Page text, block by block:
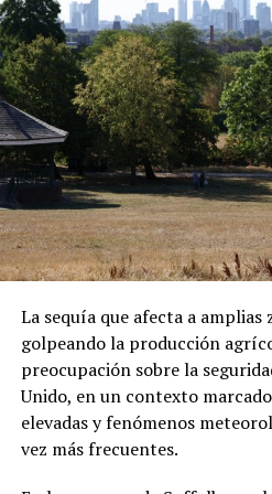
capital centroafricana.
Sánchez también denunció
presionados para abordar el
confirmadas de manera
Una vez en República
locales les comunicaron que
temporalmente en el país bajo
Sánchez aseguró que existen
La sequía que afecta a
golpeando la producción
preocupación sobre la
Unido, en un contexto
elevadas y fenómenos
vez más frecuentes.